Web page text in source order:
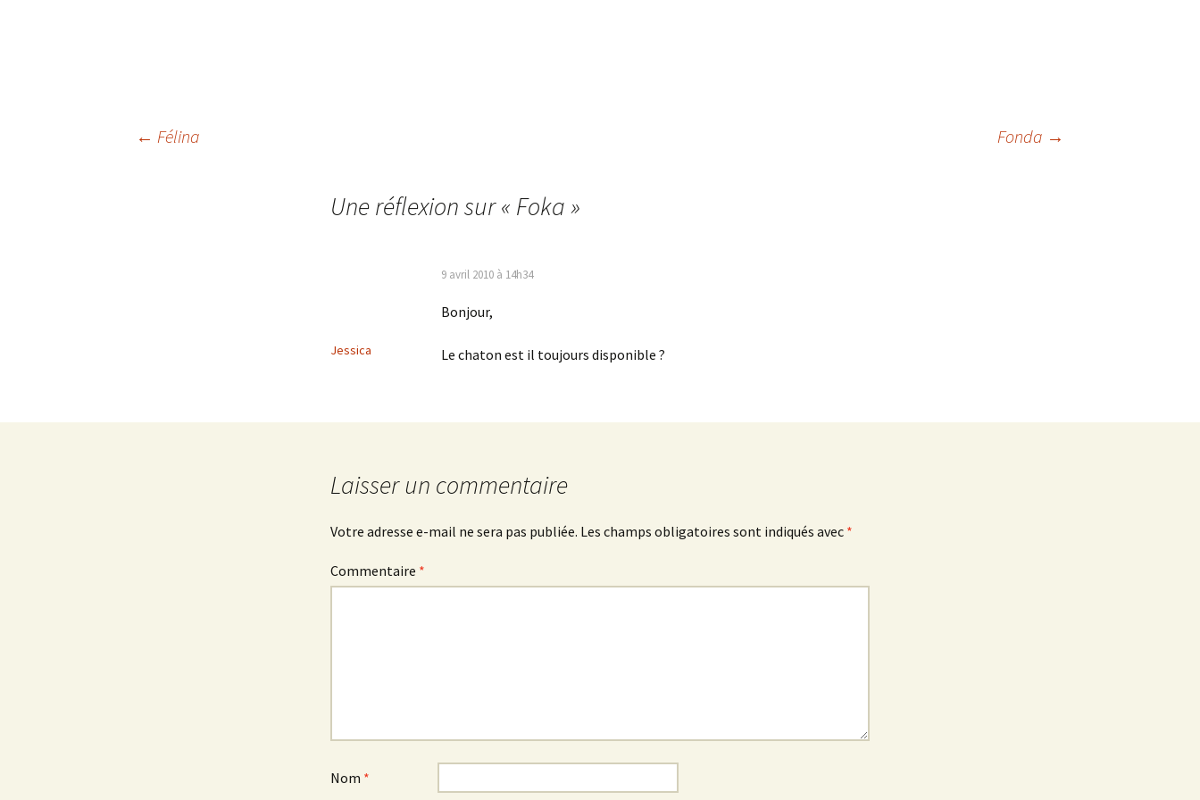
Navigation
← Félina Fonda →
Une réflexion sur « Foka»
Jessica
9 avril 2010 à 14h34
Bonjour,
Le chaton est il toujours disponible ?
Laisser un commentaire
Votre adresse e-mail ne sera pas publiée. Les champs obligatoires sont indiqués avec *
Commentaire *
Nom *